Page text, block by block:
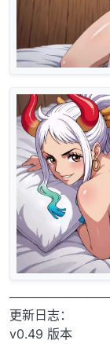
更新日志：
v0.49 版本